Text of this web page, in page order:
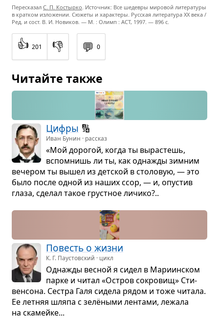
Пересказал С. П. Костырко. Источник: Все шедевры мировой литературы
в кратком изложении. Сюжеты и характеры. Русская литература XX века /
Ред. и сост. В. И. Новиков. — М. : Олимп : ACT, 1997. — 896 с.
👍 201 👎 💬 0
Читайте также
Цифры 🔢
Иван Бунин · рассказ
«Мой доро­гой, когда ты выра­стешь,
вспо­мнишь ли ты, как одна­жды зим­ним
вече­ром ты вышел из дет­ской в сто­ло­вую, — это
было после одной из наших ссор, — и, опу­стив
глаза, сде­лал такое груст­ное личико?..
Повесть о жизни
К. Г. Паустовский · цикл
Одна­жды вес­ной я сидел в Мари­ин­ском
парке и читал «Остров сокро­вищ» Сти­
вен­сона. Сестра Галя сидела рядом и тоже читала.
Ее лет­няя шляпа с зелё­ными лен­тами, лежала
на ска­мейке...